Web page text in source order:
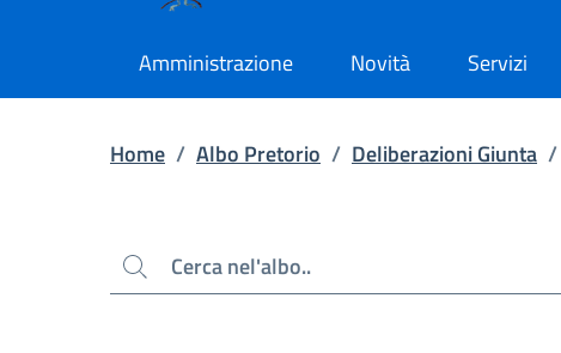
Amministrazione Novità Servizi
Home / Albo Pretorio / Deliberazioni Giunta /
Cerca